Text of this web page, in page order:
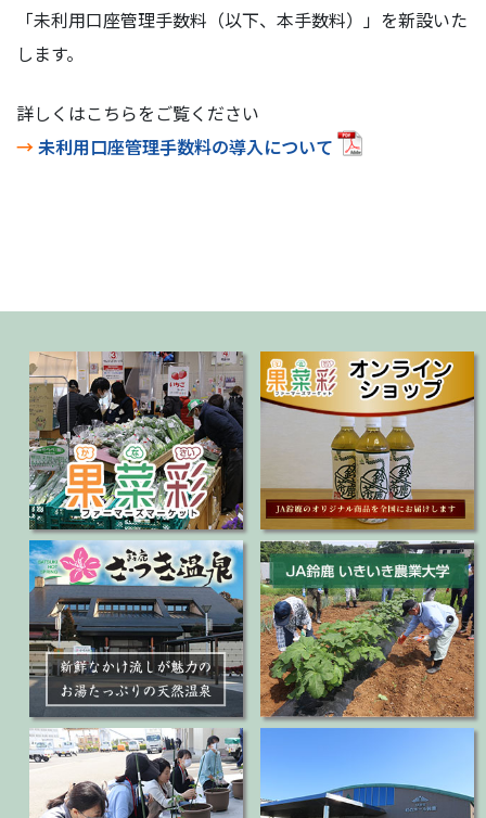
「未利用口座管理手数料（以下、本手数料）」を新設いた
します。
詳しくはこちらをご覧ください
→未利⽤⼝座管理⼿数料の導入について